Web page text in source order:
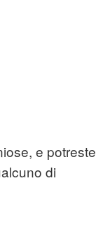
e potreste
di